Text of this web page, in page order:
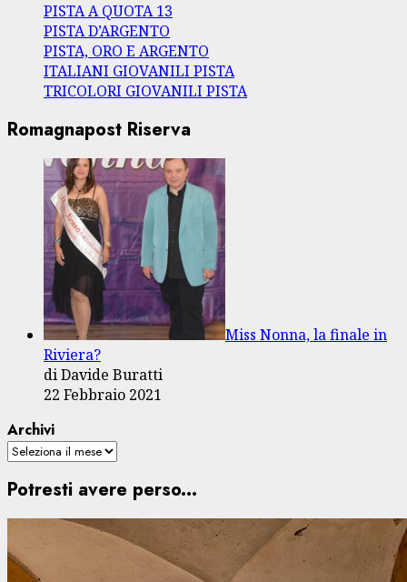
PISTA A QUOTA 13
PISTA D’ARGENTO
PISTA, ORO E ARGENTO
ITALIANI GIOVANILI PISTA
TRICOLORI GIOVANILI PISTA
Romagnapost Riserva
Miss Nonna, la finale in
Riviera?
di Davide Buratti
22 Febbraio 2021
Archivi
Potresti avere perso...